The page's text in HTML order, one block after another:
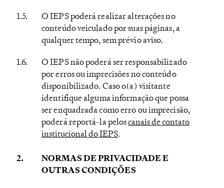
O IEPS poderá realizar alterações no
conteúdo veiculado por suas páginas, a
qualquer tempo, sem prévio aviso.
O IEPS não poderá ser responsabilizado
por erros ou imprecisões no conteúdo
disponibilizado. Caso o(a) visitante
identifique alguma informação que possa
ser enquadrada como erro ou imprecisão,
poderá reportá-la peloscanais de contato
institucional do IEPS.
NORMAS DE PRIVACIDADE E
OUTRAS CONDIÇÕES